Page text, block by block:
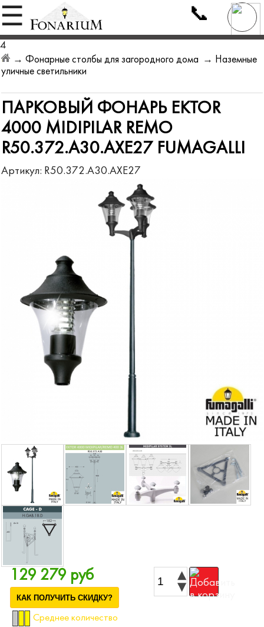
☰ 📞
4
→Фонарные столбы для загородного дома → Наземные
уличные светильники
ПАРКОВЫЙ ФОНАРЬ EKTOR
4000 MIDIPILAR REMO
R50.372.A30.AXE27 FUMAGALLI
Артикул: R50.372.A30.AXE27
129 279 руб
КАК ПОЛУЧИТЬ СКИДКУ?
Среднее количество